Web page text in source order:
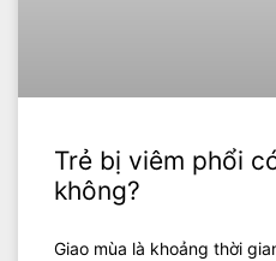
Trẻ bị viêm phổi
không?
Giao mùa là khoảng thời